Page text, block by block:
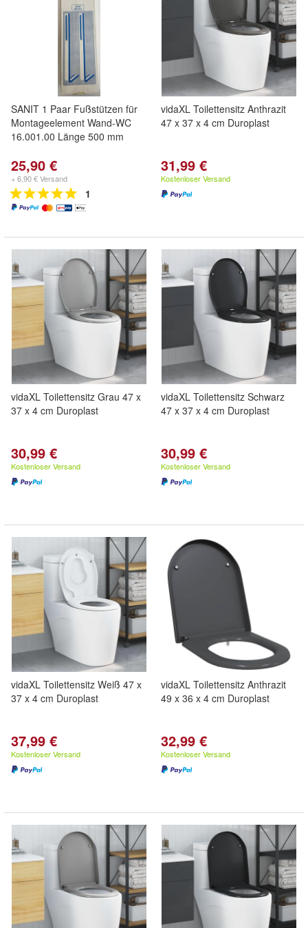
SANIT 1 Paar Fußstützen für
Montageelement Wand-WC
16.001.00 Länge 500 mm
25,90 €
+ 6,90 € Versand
1
vidaXL Toilettensitz Anthrazit
47 x 37 x 4 cm Duroplast
31,99 €
Kostenloser Versand
vidaXL Toilettensitz Grau 47 x
37 x 4 cm Duroplast
30,99 €
Kostenloser Versand
vidaXL Toilettensitz Schwarz
47 x 37 x 4 cm Duroplast
30,99 €
Kostenloser Versand
vidaXL Toilettensitz Weiß 47 x
37 x 4 cm Duroplast
37,99 €
Kostenloser Versand
vidaXL Toilettensitz Anthrazit
49 x 36 x 4 cm Duroplast
32,99 €
Kostenloser Versand